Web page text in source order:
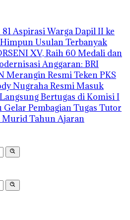
Aspirasi Warga Dapil II ke
Usulan Terbanyak
XV, Raih 60 Medali dan
Anggaran: BRI
Merangin Resmi Teken PKS
Nugraha Resmi Masuk
Bertugas di Komisi I
Gelar Pembagian Tugas Tutor
Murid Tahun Ajaran